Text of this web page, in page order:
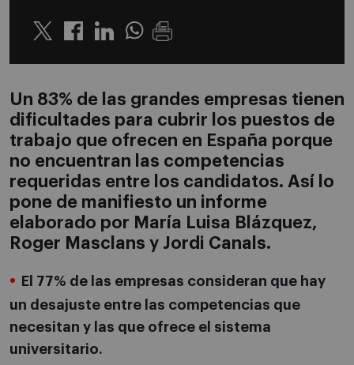
Twitter LinkedinWhatsapp
Un 83% de las grandes empresas tienen
dificultades para cubrir los puestos de
trabajo que ofrecen en España porque
no encuentran las competencias
requeridas entre los candidatos. Así lo
pone de manifiesto un informe
elaborado por María Luisa Blázquez,
Roger Masclans y Jordi Canals.
El 77% de las empresas consideran que hay
un desajuste entre las competencias que
necesitan y las que ofrece el sistema
universitario.